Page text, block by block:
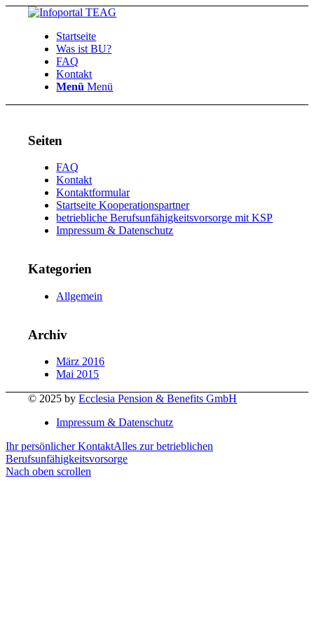
Startseite
Was ist BU?
FAQ
Kontakt
Menü Menü
Seiten
FAQ
Kontakt
Kontaktformular
Startseite Kooperationspartner
betriebliche Berufsunfähigkeitsvorsorge mit KSP
Impressum & Datenschutz
Kategorien
Allgemein
Archiv
März 2016
Mai 2015
© 2025 byEcclesia Pension & Benefits GmbH
Impressum & Datenschutz
Ihr persönlicher KontaktAlles zur betrieblichen
Berufsunfähigkeitsvorsorge
Nach oben scrollen